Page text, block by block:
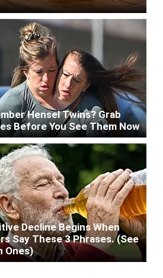
Hensel Twins? Grab
Before You See Them Now
Decline Begins When
Say These 3 Phrases. (See
Ones)